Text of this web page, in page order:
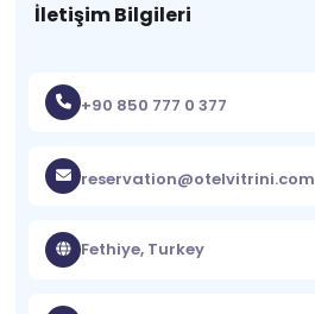
İletişim Bilgileri
+90 850 777 0 377
reservation@otelvitrini.com
Fethiye, Turkey